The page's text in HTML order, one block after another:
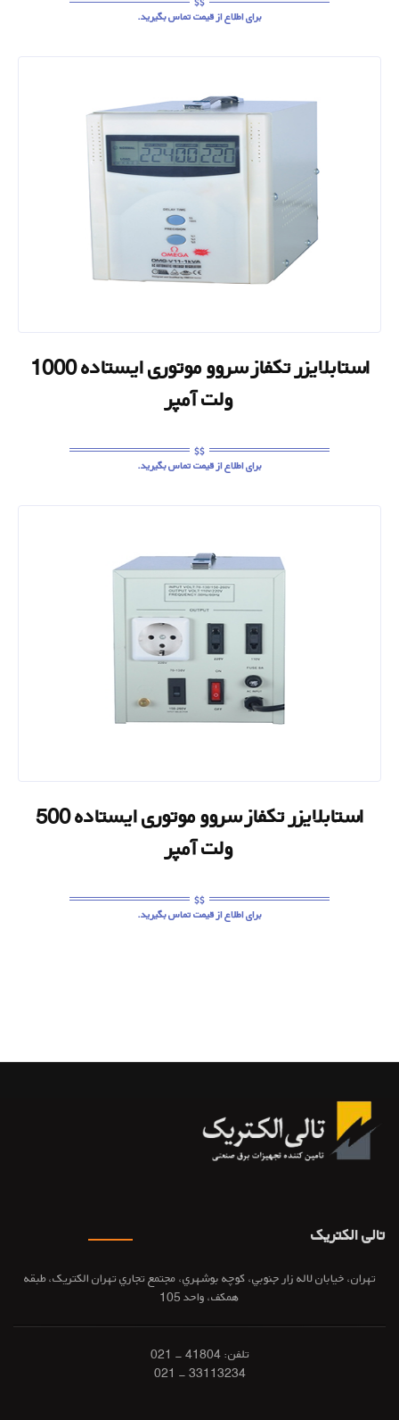
برای اطلاع از قیمت تماس بگیرید.
استابلایزر تکفاز سروو موتوری ایستاده 1000
ولت آمپر
برای اطلاع از قیمت تماس بگیرید.
استابلایزر تکفاز سروو موتوری ایستاده 500
ولت آمپر
برای اطلاع از قیمت تماس بگیرید.
تالی الکتریک
تهران، خيابان لاله زار جنوبي، کوچه بوشهري، مجتمع تجاري تهران الکتريک، طبقه
همکف، واحد 105
تلفن:41804 - 021
33113234 - 021